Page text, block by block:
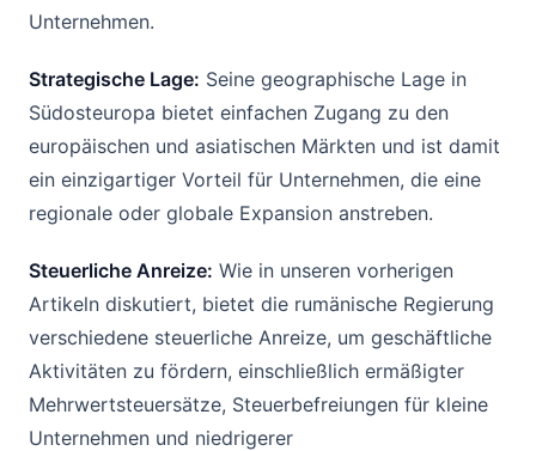
Unternehmen.
Strategische Lage: Seine geographische Lage in
Südosteuropa bietet einfachen Zugang zu den
europäischen und asiatischen Märkten und ist damit
ein einzigartiger Vorteil für Unternehmen, die eine
regionale oder globale Expansion anstreben.
Steuerliche Anreize: Wie in unseren vorherigen
Artikeln diskutiert, bietet die rumänische Regierung
verschiedene steuerliche Anreize, um geschäftliche
Aktivitäten zu fördern, einschließlich ermäßigter
Mehrwertsteuersätze, Steuerbefreiungen für kleine
Unternehmen und niedrigerer